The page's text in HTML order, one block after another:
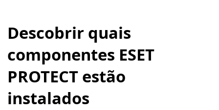
Descobrir quais
componentes ESET
PROTECT estão
instalados